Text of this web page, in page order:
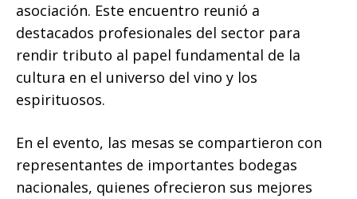
asociación. Este encuentro reunió a
destacados profesionales del sector para
rendir tributo al papel fundamental de la
cultura en el universo del vino y los
espirituosos.
En el evento, las mesas se compartieron con
representantes de importantes bodegas
nacionales, quienes ofrecieron sus mejores